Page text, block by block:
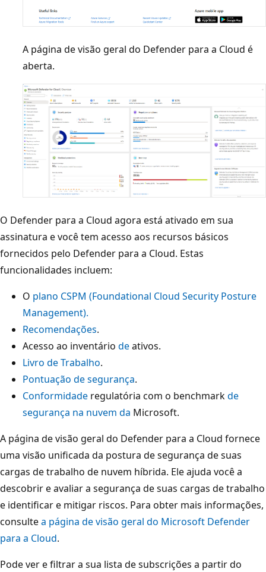
A página de visão geral do Defender para a Cloud é
aberta.
O Defender para a Cloud agora está ativado em sua
assinatura e você tem acesso aos recursos básicos
fornecidos pelo Defender para a Cloud. Estas
funcionalidades incluem:
O plano CSPM (Foundational Cloud Security Posture
Management).
Recomendações.
Acesso ao inventário deativos.
Livro de Trabalho.
Pontuação de segurança.
Conformidade regulatória com o benchmarkde
segurança na nuvem da Microsoft.
A página de visão geral do Defender para a Cloud fornece
uma visão unificada da postura de segurança de suas
cargas de trabalho de nuvem híbrida. Ele ajuda você a
descobrir e avaliar a segurança de suas cargas de trabalho
e identificar e mitigar riscos. Para obter mais informações,
consultea página de visão geral do Microsoft Defender
para a Cloud.
Pode ver e filtrar a sua lista de subscrições a partir do